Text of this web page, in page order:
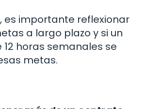
es importante reflexionar
a largo plazo y si un
horas semanales se
metas.